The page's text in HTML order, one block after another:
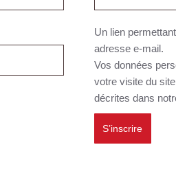
Un lien
adresse e-mail.
Vos données
votre visite du
décrites dans
S’inscrire